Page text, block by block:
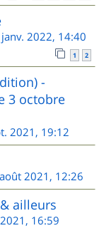
2022, 14:40
1 2
-
3 octobre
2021, 19:12
2021, 12:26
ailleurs
16:59